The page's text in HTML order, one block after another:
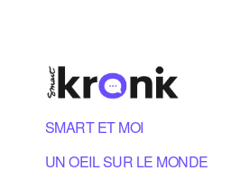
SMART ET MOI
UN OEIL SUR LE MONDE